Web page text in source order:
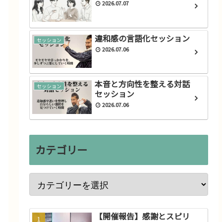
2026.07.07
セッション 違和感の言語化セッション
2026.07.06
セッション
本音と方向性を整える対話
セッション
2026.07.06
カテゴリー
【開催報告】感謝とスピリ